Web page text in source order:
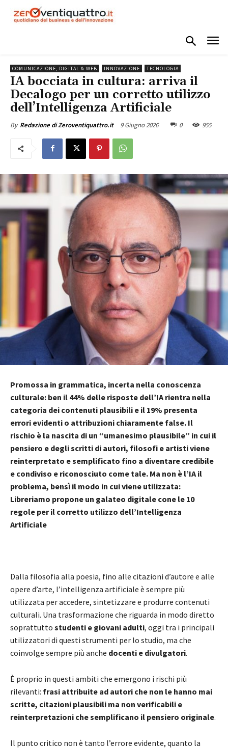
COMUNICAZIONE, DIGITAL & WEB INNOVAZIONE TECNOLOGIA
IA bocciata in cultura: arriva il
Decalogo per un corretto utilizzo
dell’Intelligenza Artificiale
By Redazione di Zeroventiquattro.it 9 Giugno 2026 0 955
Promossa in grammatica, incerta nella conoscenza
culturale: ben il 44% delle risposte dell’IA rientra nella
categoria dei contenuti plausibili e il 19% presenta
errori evidenti o attribuzioni chiaramente false. Il
rischio è la nascita di un “umanesimo plausibile” in cui il
pensiero e degli scritti di autori, filosofi e artisti viene
reinterpretato e semplificato fino a diventare credibile
e condiviso e riconosciuto come tale. Ma non è l’IA il
problema, bensì il modo in cui viene utilizzata:
Libreriamo propone un galateo digitale cone le 10
regole per il corretto utilizzo dell’Intelligenza
Artificiale
Dalla filosofia alla poesia, fino alle citazioni d’autore e alle
opere d’arte, l’intelligenza artificiale è sempre più
utilizzata per accedere, sintetizzare e produrre contenuti
culturali. Una trasformazione che riguarda in modo diretto
soprattutto studenti e giovani adulti, oggi tra i principali
utilizzatori di questi strumenti per lo studio, ma che
coinvolge sempre più anche docenti e divulgatori.
È proprio in questi ambiti che emergono i rischi più
rilevanti: frasi attribuite ad autori che non le hanno mai
scritte, citazioni plausibili ma non verificabili e
reinterpretazioni che semplificano il pensiero originale.
Il punto critico non è tanto l’errore evidente, quanto la